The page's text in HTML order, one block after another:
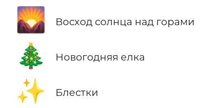
🌄 Восход солнца над горами
🎄 Новогодняя елка
✨ Блестки